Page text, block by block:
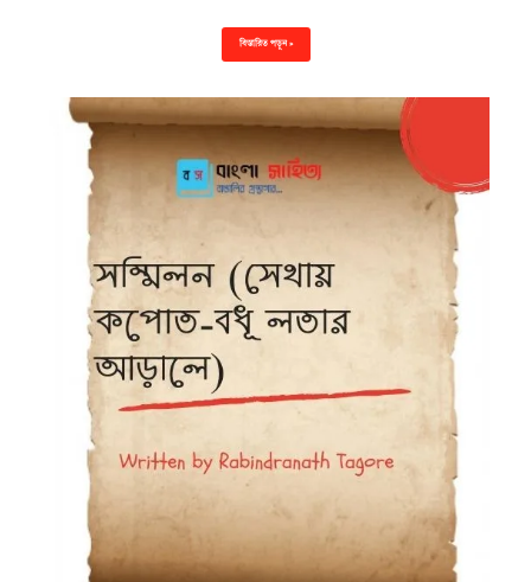
বিস্তারিত পড়ুন »